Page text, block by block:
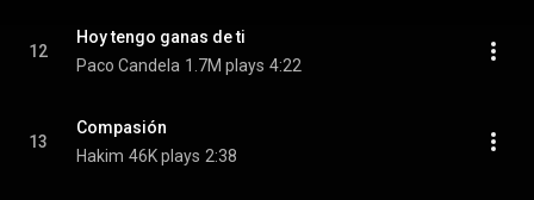
12
Hoy tengo ganas de ti
Paco Candela 1.7M plays 4:22
13
Compasión
Hakim 46K plays 2:38